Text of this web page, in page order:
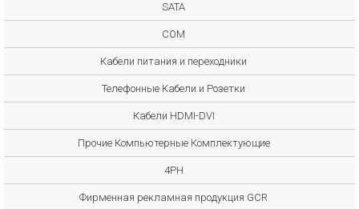
SATA
COM
Кабели питания и переходники
Телефонные Кабели и Розетки
Кабели HDMI-DVI
Прочие Компьютерные Комплектующие
4PH
Фирменная рекламная продукция GCR